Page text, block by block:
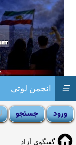
انجمن لوتی ☰
گفتگوی آزاد